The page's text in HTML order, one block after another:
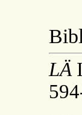
LÄ